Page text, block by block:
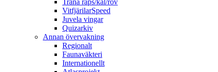
VitfjärilarSpeed
Juvela vingar
Quizarkiv
Annan övervakning
Regionalt
Faunaväkteri
Internationellt